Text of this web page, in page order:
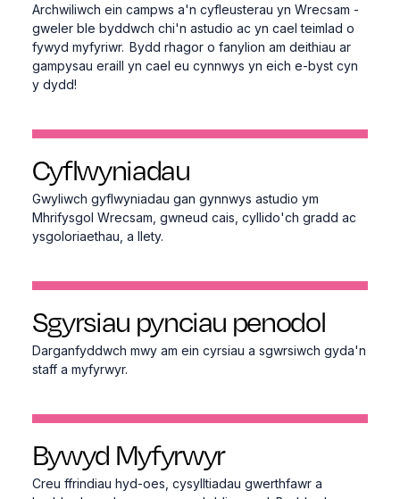
Archwiliwch ein campws a'n cyfleusterau yn Wrecsam -
gweler ble byddwch chi'n astudio ac yn cael teimlad o
fywyd myfyriwr. Bydd rhagor o fanylion am deithiau ar
gampysau eraill yn cael eu cynnwys yn eich e-byst cyn
y dydd!
Cyflwyniadau
Gwyliwch gyflwyniadau gan gynnwys astudio ym
Mhrifysgol Wrecsam, gwneud cais, cyllido'ch gradd ac
ysgoloriaethau, a llety.
Sgyrsiau pynciau penodol
Darganfyddwch mwy am ein cyrsiau a sgwrsiwch gyda'n
staff a myfyrwyr.
Bywyd Myfyrwyr
Creu ffrindiau hyd-oes, cysylltiadau gwerthfawr a